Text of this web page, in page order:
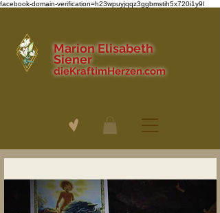
facebook-domain-verification=h23wpuyjqqz3ggbmstih5x720i1y9l
Marion Elisabeth
Siener
dieKraftimHerzen.com